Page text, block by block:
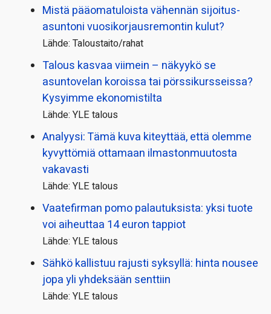
Mistä pääoma­tuloista vähennän sijoitus­
asuntoni vuosikorjaus­remontin kulut?
Lähde: Taloustaito/rahat
Talous kasvaa viimein – näkyykö se
asuntovelan koroissa tai pörssi­kursseissa?
Kysyimme ekonomistilta
Lähde: YLE talous
Analyysi: Tämä kuva kiteyttää, että olemme
kyvyttömiä ottamaan ilmaston­muutosta
vakavasti
Lähde: YLE talous
Vaatefirman pomo palautuksista: yksi tuote
voi aiheuttaa 14 euron tappiot
Lähde: YLE talous
Sähkö kallistuu rajusti syksyllä: hinta nousee
jopa yli yhdeksään senttiin
Lähde: YLE talous